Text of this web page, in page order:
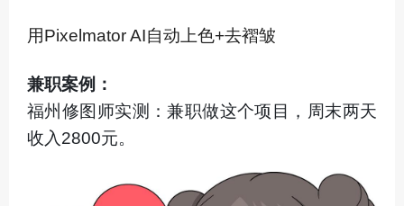
用Pixelmator AI自动上色+去褶皱
兼职案例：
福州修图师实测：兼职做这个项目，周末两天
收入2800元。